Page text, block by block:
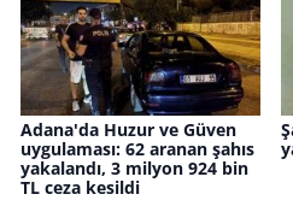
Adana'da Huzur ve Güven
uygulaması: 62 aranan şahıs
yakalandı, 3 milyon 924 bin
TL ceza kesildi